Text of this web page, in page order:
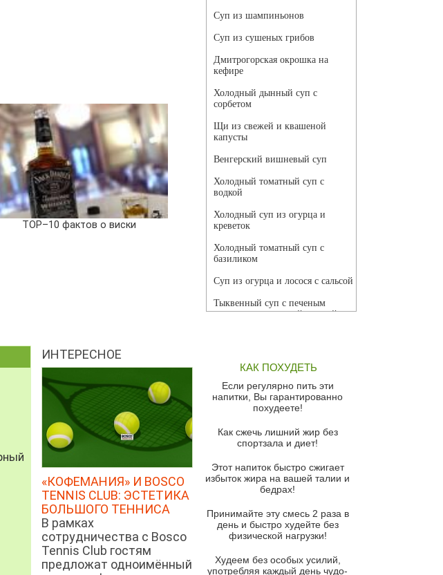
ТОР–10 фактов о виски
ИНТЕРЕСНОЕ
«КОФЕМАНИЯ» И BOSCO
TENNIS CLUB: ЭСТЕТИКА
БОЛЬШОГО ТЕННИСА
В рамках
сотрудничества с Bosco
Tennis Club гостям
предложат одноимённый
Суп из шампиньонов
Суп из сушеных грибов
Дмитрогорская окрошка на
кефире
Холодный дынный суп с
сорбетом
Щи из свежей и квашеной
капусты
Венгерский вишневый суп
Холодный томатный суп с
водкой
Холодный суп из огурца и
креветок
Холодный томатный суп с
базиликом
Суп из огурца и лосося с сальсой
Тыквенный суп с печеным
чесноком и томатной сальсой
красного перца
Парижский луковый суп
Суп из спаржи и горошка с
Суп-крем из цветной капусты
Французский луковый суп
Суп из баклажанов с моцареллой
Грибной крем-суп с кростини с
козьим сыром
Суп мисо с зеленым луком и
тофу
КАК ПОХУДЕТЬ
Если регулярно пить эти
напитки, Вы гарантированно
похудеете!
Как сжечь лишний жир без
спортзала и диет!
Этот напиток быстро сжигает
избыток жира на вашей талии и
бедрах!
Принимайте эту смесь 2 раза в
день и быстро худейте без
физической нагрузки!
Худеем без особых усилий,
употребляя каждый день чудо-